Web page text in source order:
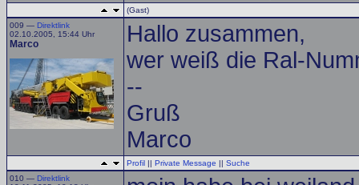
(Gast)
009 — Direktlink
02.10.2005, 15:44 Uhr
Marco
Hallo zusammen,
wer weiß die Ral-
--
Gruß
Marco
Profil || Private Message || Suche
010 — Direktlink